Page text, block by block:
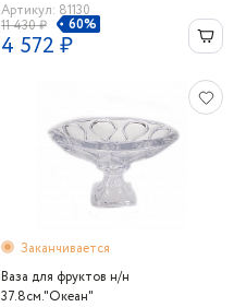
Артикул: 81130
11 430 ₽
60%
4 572 ₽
Заканчивается
Ваза для фруктов н/н
37.8см."Океан"